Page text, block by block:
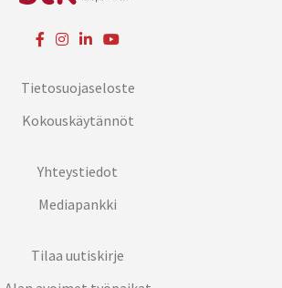
Tietosuojaseloste
Kokouskäytännöt
Yhteystiedot
Mediapankki
Tilaa uutiskirje